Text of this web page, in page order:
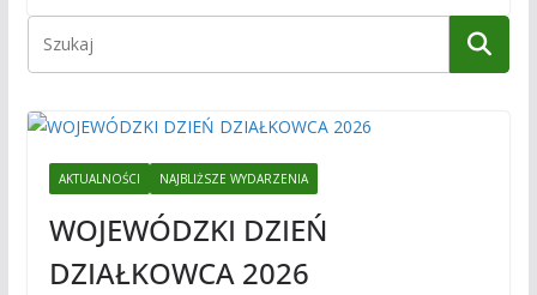
AKTUALNOŚCI NAJBLIŻSZE WYDARZENIA
WOJEWÓDZKI DZIEŃ
DZIAŁKOWCA 2026